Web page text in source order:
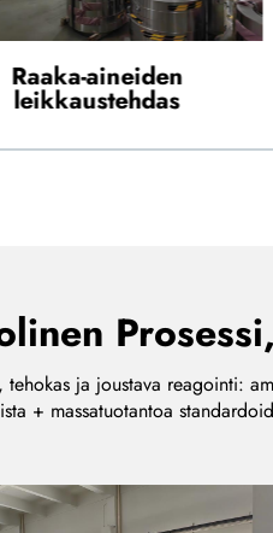
ja muovausosasto
ja joustava reagointi:
+ massatuotantoa